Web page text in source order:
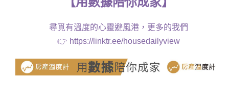
尋覓有溫度的心靈避風港，更多的我們
👉 https://linktr.ee/housedailyview